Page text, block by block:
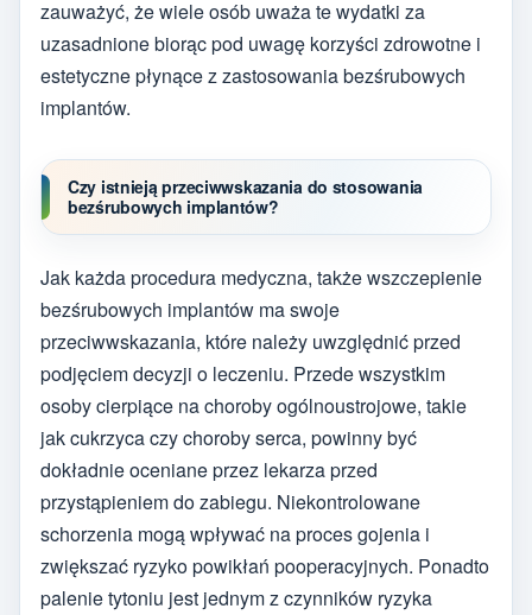
zauważyć, że wiele osób uważa te wydatki za
uzasadnione biorąc pod uwagę korzyści zdrowotne i
estetyczne płynące z zastosowania bezśrubowych
implantów.
Czy istnieją przeciwwskazania do stosowania
bezśrubowych implantów?
Jak każda procedura medyczna, także wszczepienie
bezśrubowych implantów ma swoje
przeciwwskazania, które należy uwzględnić przed
podjęciem decyzji o leczeniu. Przede wszystkim
osoby cierpiące na choroby ogólnoustrojowe, takie
jak cukrzyca czy choroby serca, powinny być
dokładnie oceniane przez lekarza przed
przystąpieniem do zabiegu. Niekontrolowane
schorzenia mogą wpływać na proces gojenia i
zwiększać ryzyko powikłań pooperacyjnych. Ponadto
palenie tytoniu jest jednym z czynników ryzyka